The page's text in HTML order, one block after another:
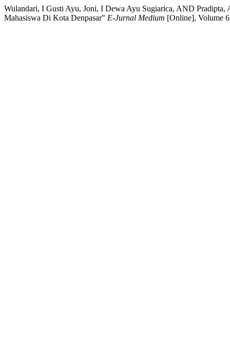
Wulandari, I Gusti Ayu, Joni, I Dewa Ayu Sugiarica, AND Pradipta,
Mahasiswa Di Kota Denpasar" E-Jurnal Medium [Online], Volume